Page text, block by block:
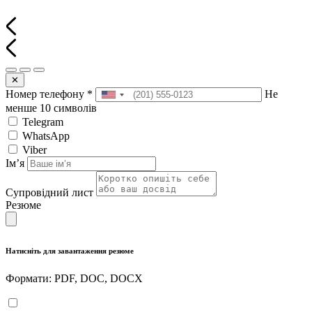
✕
Номер телефону *
Не
менше 10 символів
Telegram
WhatsApp
Viber
Імʼя
Супровідний лист
Резюме
Натисніть для завантаження резюме
Формати: PDF, DOC, DOCX